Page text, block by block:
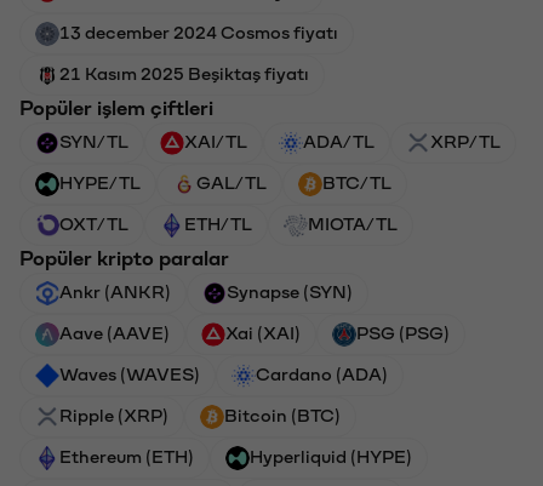
13 december 2024 Cosmos fiyatı
21 Kasım 2025 Beşiktaş fiyatı
Popüler işlem çiftleri
SYN/TL XAI/TL ADA/TL XRP/TL
HYPE/TL GAL/TL BTC/TL
OXT/TL ETH/TL MIOTA/TL
Popüler kripto paralar
Ankr (ANKR) Synapse (SYN)
Aave (AAVE) Xai (XAI) PSG (PSG)
Waves (WAVES) Cardano (ADA)
Ripple (XRP) Bitcoin (BTC)
Ethereum (ETH) Hyperliquid (HYPE)